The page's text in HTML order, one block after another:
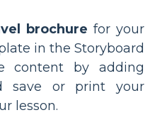
brochure for your
in the Storyboard
content by adding
save or print your
lesson.